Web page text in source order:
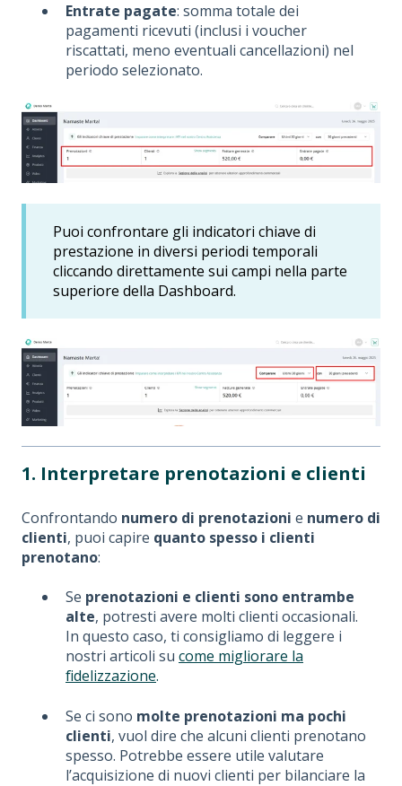
Entrate pagate: somma totale dei
pagamenti ricevuti (inclusi i voucher
riscattati, meno eventuali cancellazioni) nel
periodo selezionato.
Puoi confrontare gli indicatori chiave di
prestazione in diversi periodi temporali
cliccando direttamente sui campi nella parte
superiore della Dashboard.
1. Interpretare prenotazioni e clienti
Confrontando numero di prenotazioni e numero di
clienti, puoi capire quanto spesso i clienti
prenotano:
Se prenotazioni e clienti sono entrambe
alte, potresti avere molti clienti occasionali.
In questo caso, ti consigliamo di leggere i
nostri articoli su come migliorare la
fidelizzazione.
Se ci sono molte prenotazioni ma pochi
clienti, vuol dire che alcuni clienti prenotano
spesso. Potrebbe essere utile valutare
l’acquisizione di nuovi clienti per bilanciare la